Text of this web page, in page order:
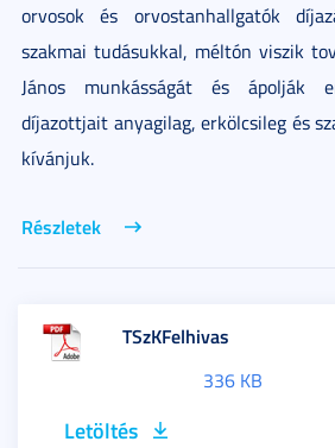
orvosok és orvostanhallgatók
szakmai tudásukkal, méltón viszik
János munkásságát és ápolják
díjazottjait anyagilag, erkölcsileg és
kívánjuk.
Részletek
TSzKFelhivas
336 KB
Letöltés